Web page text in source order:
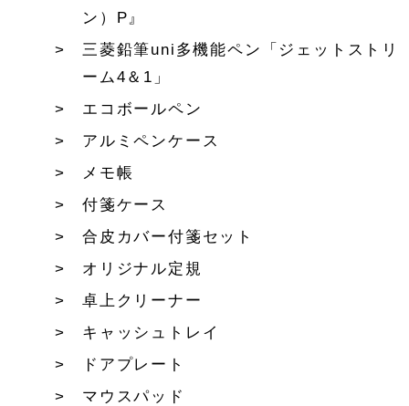
ン）P』
三菱鉛筆uni多機能ペン「ジェットストリ
ーム4＆1」
エコボールペン
アルミペンケース
メモ帳
付箋ケース
合皮カバー付箋セット
オリジナル定規
卓上クリーナー
キャッシュトレイ
ドアプレート
マウスパッド